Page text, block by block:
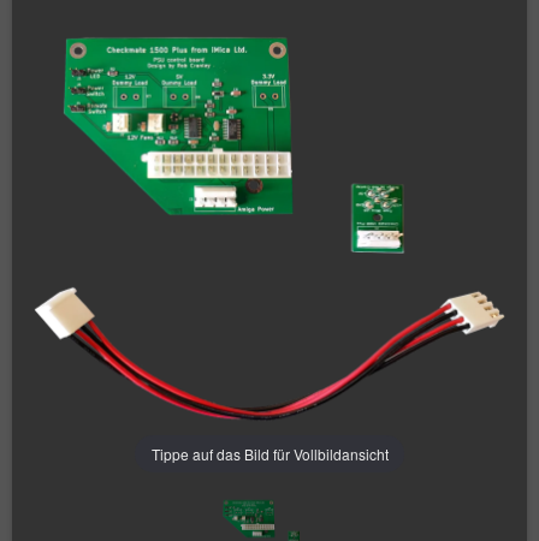
Tippe auf das Bild für Vollbildansicht